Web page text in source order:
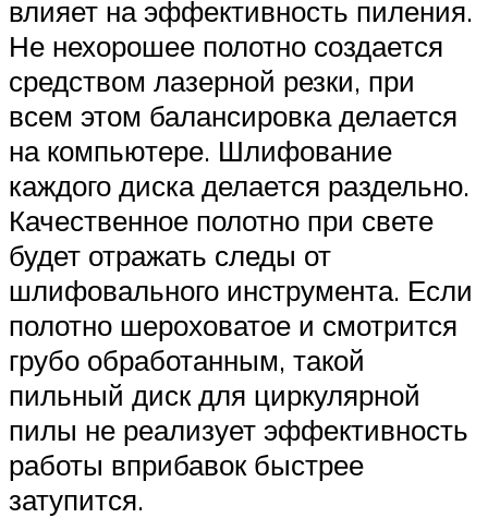
влияет на эффективность пиления.
Не нехорошее полотно создается
средством лазерной резки, при
всем этом балансировка делается
на компьютере. Шлифование
каждого диска делается раздельно.
Качественное полотно при свете
будет отражать следы от
шлифовального инструмента. Если
полотно шероховатое и смотрится
грубо обработанным, такой
пильный диск для циркулярной
пилы не реализует эффективность
работы вприбавок быстрее
затупится.